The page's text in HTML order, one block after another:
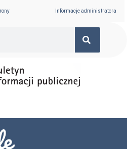
Informacje administratora